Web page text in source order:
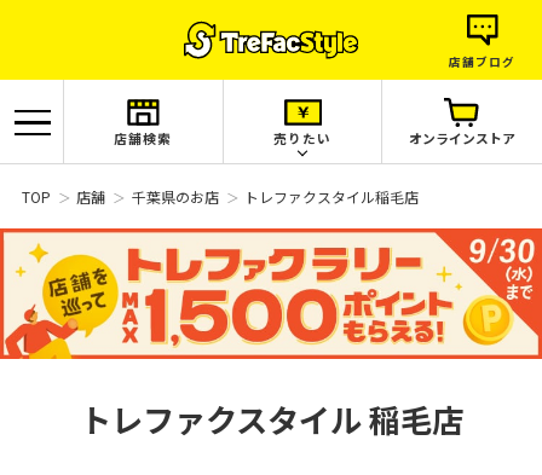
店舗ブログ
店舗検索 売りたい オンラインストア
TOP 店舗 千葉県のお店 トレファクスタイル稲毛店
トレファクスタイル稲毛店